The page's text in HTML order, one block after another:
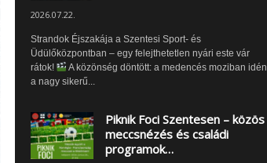
2026.07.22.
Strandok Éjszakája a Szentesi Sport- és
Üdülőközpontban – egy felejthetetlen nyári este vár
rátok!
A közönség döntött: a medencés moziban idén
a nagy sikerű...
Piknik Foci Szentesen – közös
meccsnézés és családi
programok…